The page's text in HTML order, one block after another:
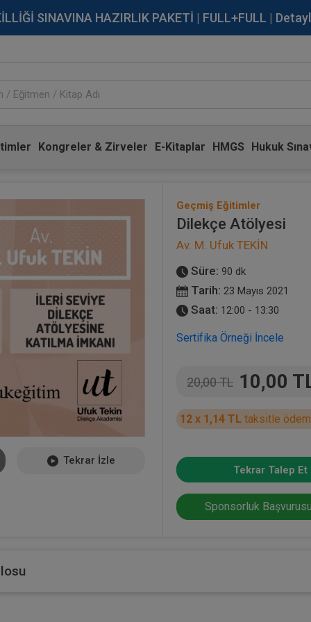
SINAVINA HAZIRLIK PAKETİ | FULL+FULL |
Kongreler & Zirveler E-Kitaplar HMGS Hukuk
Tekrar İzle
Geçmiş Eğitimler
Dilekçe Atölyesi
Av. M. Ufuk TEKİN
Süre: 90 dk
Tarih: 23 Mayıs 2021
Saat: 12:00 - 13:30
Sertifika Örneği İncele
20,00 TL 10,00
12 x 1,14 TL taksitle
Tekrar Talep Et
Sponsorluk